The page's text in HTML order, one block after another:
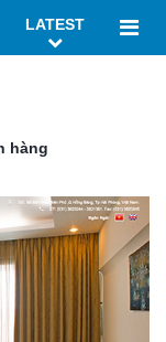
LATEST
hàng